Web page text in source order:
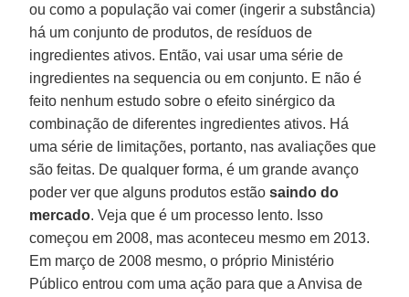
ou como a população vai comer (ingerir a substância)
há um conjunto de produtos, de resíduos de
ingredientes ativos. Então, vai usar uma série de
ingredientes na sequencia ou em conjunto. E não é
feito nenhum estudo sobre o efeito sinérgico da
combinação de diferentes ingredientes ativos. Há
uma série de limitações, portanto, nas avaliações que
são feitas. De qualquer forma, é um grande avanço
poder ver que alguns produtos estãosaindo do
mercado. Veja que é um processo lento. Isso
começou em 2008, mas aconteceu mesmo em 2013.
Em março de 2008 mesmo, o próprio Ministério
Público entrou com uma ação para que a Anvisa de